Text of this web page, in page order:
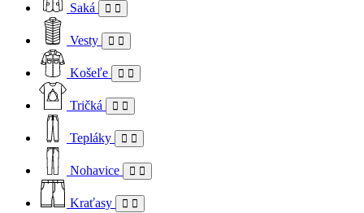
Saká
Vesty
Košeľe
Tričká
Tepláky
Nohavice
Kraťasy